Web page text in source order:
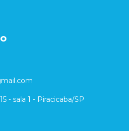
- sala 1 - Piracicaba/SP